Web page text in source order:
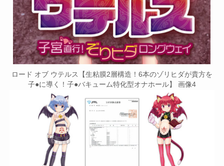
ロード オブ ウテルス【生粘膜2層構造！6本のゾリヒダが貴方を
子●に導く！子●バキューム特化型オナホール】 画像4